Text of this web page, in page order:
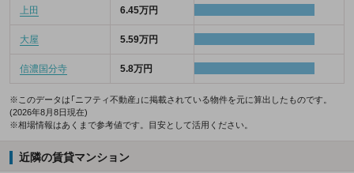
上田 6.45万円
大屋 5.59万円
信濃国分寺 5.8万円
※このデータは「ニフティ不動産」に掲載されている物件を元に算出したものです。
(2026年8月8日現在)
※相場情報はあくまで参考値です。目安として活用ください。
近隣の賃貸マンション